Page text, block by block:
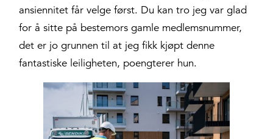
ansiennitet får velge først. Du kan tro jeg var glad
for å sitte på bestemors gamle medlemsnummer,
det er jo grunnen til at jeg fikk kjøpt denne
fantastiske leiligheten, poengterer hun.